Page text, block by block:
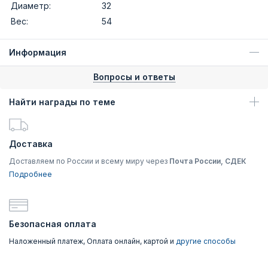
Диаметр:
32
Вес:
54
Информация
Вопросы и ответы
Найти награды по теме
Доставка
Доставляем по России и всему миру через Почта России, СДЕК
Подробнее
Безопасная оплата
Наложенный платеж, Оплата онлайн, картой и другие способы